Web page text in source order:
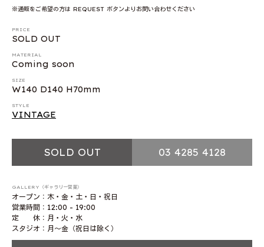
※通販をご希望の方は REQUEST ボタンよりお問い合わせください
PRICE
SOLD OUT
MATERIAL
Coming soon
SIZE
W140 D140 H70mm
STYLE
VINTAGE
SOLD OUT 03 4285 4128
GALLERY（ギャラリー営業）
オープン：木・金・土・日・祝日
営業時間：12:00 - 19:00
定 休：月・火・水
スタジオ：月〜金（祝日は除く）